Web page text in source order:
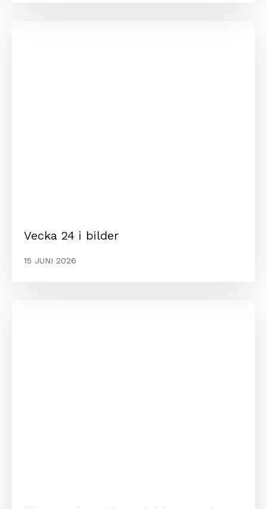
Vecka 24 i bilder
15 JUNI 2026